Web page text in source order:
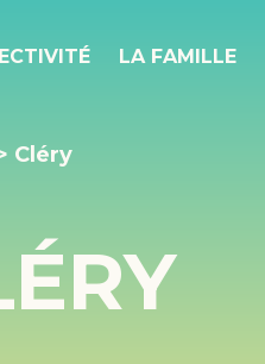
LA FAMILLE
Cléry